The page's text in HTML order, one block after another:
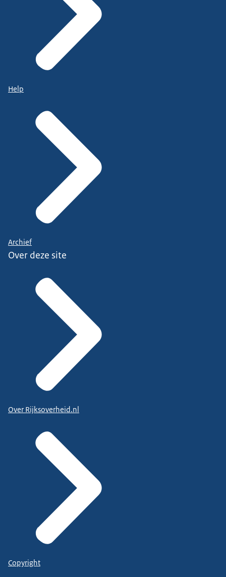
Help
Archief
Over deze site
Over Rijksoverheid.nl
Copyright